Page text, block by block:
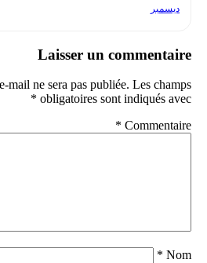
ديسمبر
Laisser un commentaire
mail ne sera pas publiée. Les champs
obligatoires sont indiqués avec
*
Commentaire
*
Nom
*